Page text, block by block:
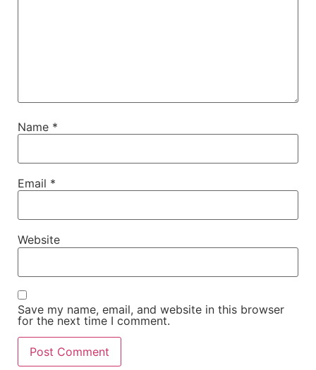
Name *
Email *
Website
Save my name, email, and website in this browser
for the next time I comment.